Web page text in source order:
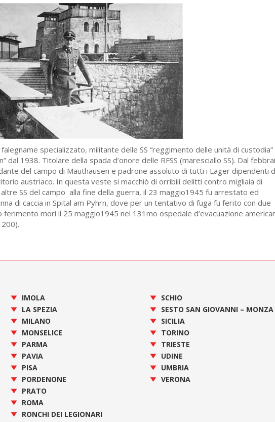
specializzato, militante delle SS “reggimento delle unità di custodia”
dal 1938. Titolare della spada d’onore delle RFSS (maresciallo SS). Dal
del campo di Mauthausen e padrone assoluto di tutti i Lager dipendenti
austriaco. In questa veste si macchiò di orribili delitti contro migliaia di
SS del campo alla fine della guerra, il 23 maggio1945 fu arrestato ed
di caccia in Spital am Pyhrn, dove per un tentativo di fuga fu ferito con due
ferimento morì il 25 maggio1945 nel 131mo ospedale d’evacuazione
IMOLA
LA SPEZIA
MILANO
MONSELICE
PARMA
PAVIA
PISA
PORDENONE
PRATO
ROMA
RONCHI DEI LEGIONARI
SCHIO
SESTO SAN GIOVANNI – MONZA
SICILIA
TORINO
TRIESTE
UDINE
UMBRIA
VERONA